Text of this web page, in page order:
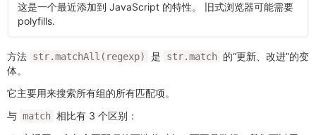
这是一个最近添加到 JavaScript 的特性。 旧式浏览器可能需要
polyfills.
方法 str.matchAll(regexp) 是 str.match 的“更新、改进”的变
体。
它主要用来搜索所有组的所有匹配项。
与 match 相比有 3 个区别：